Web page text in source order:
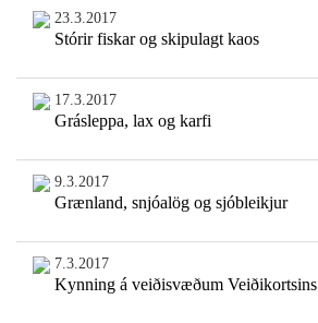
23.3.2017
Stórir fiskar og skipulagt kaos
17.3.2017
Grásleppa, lax og karfi
9.3.2017
Grænland, snjóalög og sjóbleikjur
7.3.2017
Kynning á veiðisvæðum Veiðikortsins